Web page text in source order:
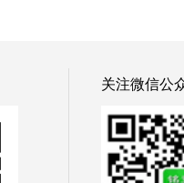
关注微信公